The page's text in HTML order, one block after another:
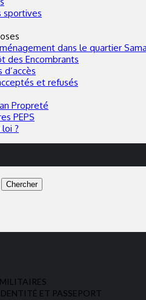
sportives
dans le quartier
des Encombrants
d’accès
et refusés
Propreté
PEPS
?
Saint Pol sur Mer
ET PASSEPORT